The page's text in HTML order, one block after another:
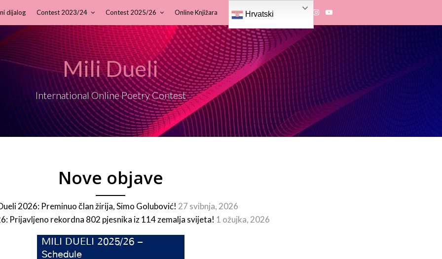
dijalog Contest 2023/24 Contest 2025/26 Online Knjižara Hrvatski
Mili Dueli
International Online Poetry Contest
Nove objave
2026: Preminuo član žirija, Simo Golubović! 27 svibnja, 2026
Prijavljeno rekordna 802 pjesnika iz 114 zemalja svijeta! 1 ožujka, 2026